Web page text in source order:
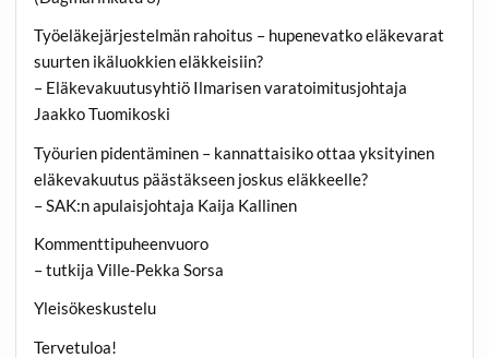
Työeläkejärjestelmän rahoitus – hupenevatko eläkevarat
suurten ikäluokkien eläkkeisiin?
– Eläkevakuutusyhtiö Ilmarisen varatoimitusjohtaja
Jaakko Tuomikoski
Työurien pidentäminen – kannattaisiko ottaa yksityinen
eläkevakuutus päästäkseen joskus eläkkeelle?
– SAK:n apulaisjohtaja Kaija Kallinen
Kommenttipuheenvuoro
– tutkija Ville-Pekka Sorsa
Yleisökeskustelu
Tervetuloa!